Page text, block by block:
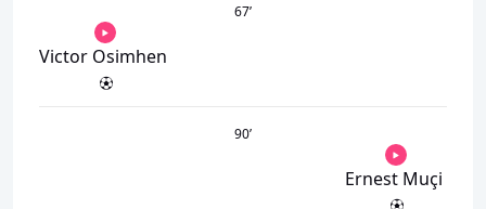
67’
Victor Osimhen
90’
Ernest Muçi